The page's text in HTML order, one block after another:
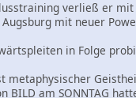
verließ er
Augsburg mit neuer
in Folge
metaphysischer
BILD am SONNTAG